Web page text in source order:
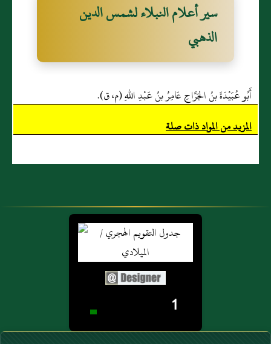
سير أعلام النبلاء لشمس الدين
الذهبي
أَبُو عُبَيْدَةَ بنُ الجَرَّاحِ عَامِرُ بنُ عَبْدِ اللهِ (م، ق).
المزيد من المواد ذات صلة
1